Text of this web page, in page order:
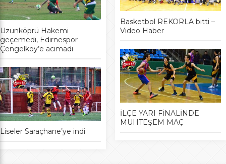
Uzunköprü Hakemi
geçemedi, Edirnespor
Çengelköy’e acımadı
Liseler Saraçhane’ye indi
Basketbol REKORLA bitti –
Video Haber
İLÇE YARI FİNALİNDE
MUHTEŞEM MAÇ